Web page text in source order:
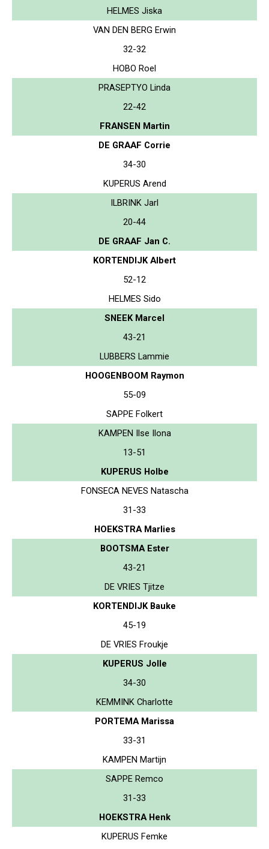
HELMES Jiska
VAN DEN BERG Erwin
32-32
HOBO Roel
PRASEPTYO Linda
22-42
FRANSEN Martin
DE GRAAF Corrie
34-30
KUPERUS Arend
ILBRINK Jarl
20-44
DE GRAAF Jan C.
KORTENDIJK Albert
52-12
HELMES Sido
SNEEK Marcel
43-21
LUBBERS Lammie
HOOGENBOOM Raymon
55-09
SAPPE Folkert
KAMPEN Ilse Ilona
13-51
KUPERUS Holbe
FONSECA NEVES Natascha
31-33
HOEKSTRA Marlies
BOOTSMA Ester
43-21
DE VRIES Tjitze
KORTENDIJK Bauke
45-19
DE VRIES Froukje
KUPERUS Jolle
34-30
KEMMINK Charlotte
PORTEMA Marissa
33-31
KAMPEN Martijn
SAPPE Remco
31-33
HOEKSTRA Henk
KUPERUS Femke